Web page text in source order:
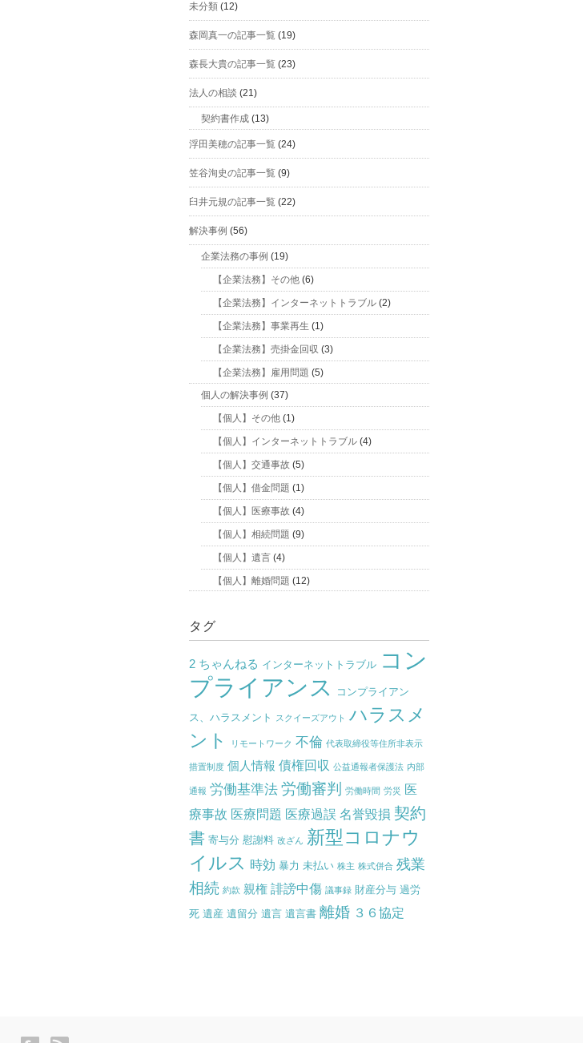
未分類 (12)
森岡真一の記事一覧 (19)
森長大貴の記事一覧 (23)
法人の相談 (21)
契約書作成 (13)
浮田美穂の記事一覧 (24)
笠谷洵史の記事一覧 (9)
臼井元規の記事一覧 (22)
解決事例 (56)
企業法務の事例 (19)
【企業法務】その他 (6)
【企業法務】インターネットトラブル (2)
【企業法務】事業再生 (1)
【企業法務】売掛金回収 (3)
【企業法務】雇用問題 (5)
個人の解決事例 (37)
【個人】その他 (1)
【個人】インターネットトラブル (4)
【個人】交通事故 (5)
【個人】借金問題 (1)
【個人】医療事故 (4)
【個人】相続問題 (9)
【個人】遺言 (4)
【個人】離婚問題 (12)
タグ
2 ちゃんねる インターネットトラブル コン
プライアンス
コンプライアン
ス、ハラスメント スクイーズアウト ハラスメ
ント
リモートワーク 不倫 代表取締役等住所非表示
措置制度 個人情報 債権回収 公益通報者保護法 内部
通報 労働基準法 労働審判 労働時間 労災
医
療事故 医療問題 医療過誤 名誉毀損 契約
書 寄与分 慰謝料 改ざん 新型コロナウ
イルス 時効 暴力 未払い 株主 株式併合 残業
相続 約款 親権 誹謗中傷 議事録 財産分与 過労
死 遺産 遺留分 遺言 遺言書 離婚 ３６協定